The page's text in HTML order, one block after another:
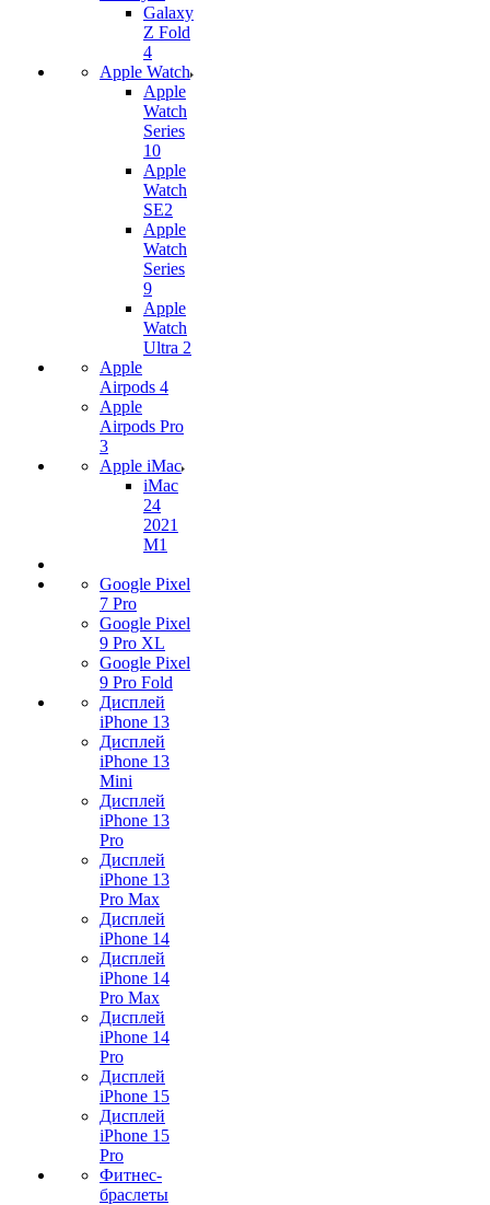
Galaxy
Z Fold
4
Apple Watch
Apple
Watch
Series
10
Apple
Watch
SE2
Apple
Watch
Series
9
Apple
Watch
Ultra 2
Apple
Airpods 4
Apple
Airpods Pro
3
Apple iMac
iMac
24
2021
M1
Google Pixel
7 Pro
Google Pixel
9 Pro XL
Google Pixel
9 Pro Fold
Дисплей
iPhone 13
Дисплей
iPhone 13
Mini
Дисплей
iPhone 13
Pro
Дисплей
iPhone 13
Pro Max
Дисплей
iPhone 14
Дисплей
iPhone 14
Pro Max
Дисплей
iPhone 14
Pro
Дисплей
iPhone 15
Дисплей
iPhone 15
Pro
Фитнес-
браслеты